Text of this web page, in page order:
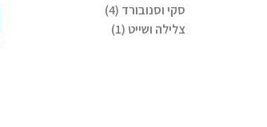
סקי וסנובורד (4)
צלילה ושייט (1)